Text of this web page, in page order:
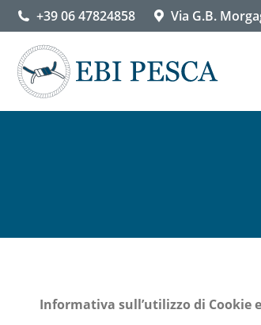
+39 06 47824858 Via G.B.
Informativa sull’utilizzo di Cookie